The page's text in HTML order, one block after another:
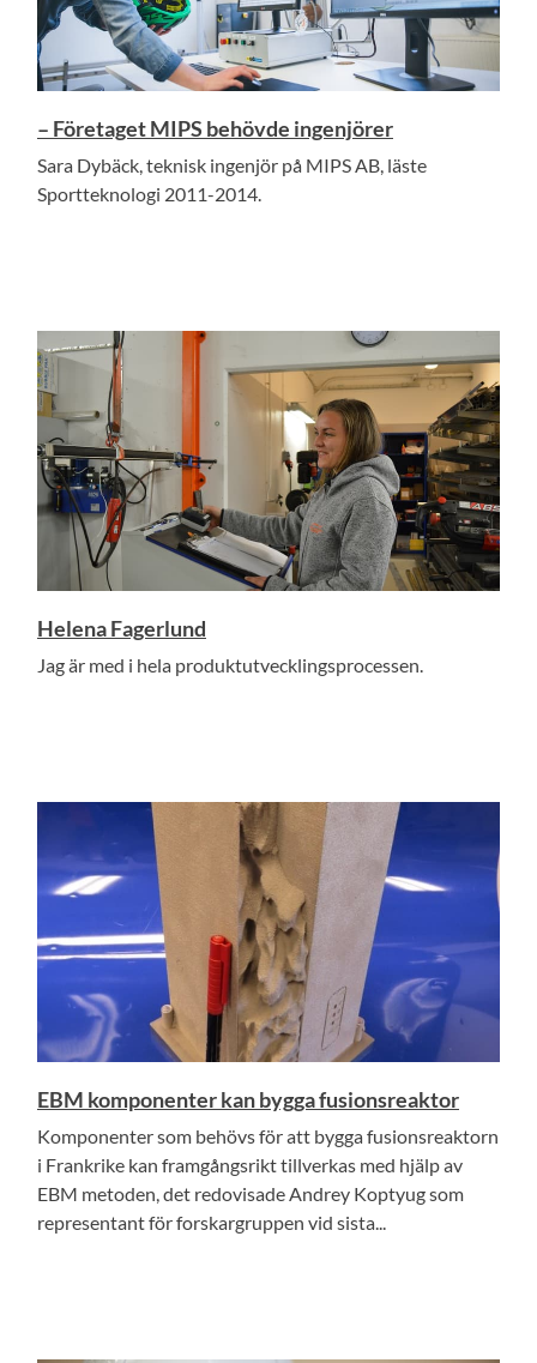
– Företaget MIPS behövde ingenjörer
Sara Dybäck, teknisk ingenjör på MIPS AB, läste
Sportteknologi 2011-2014.
Helena Fagerlund
Jag är med i hela produktutvecklingsprocessen.
EBM komponenter kan bygga fusionsreaktor
Komponenter som behövs för att bygga fusionsreaktorn
i Frankrike kan framgångsrikt tillverkas med hjälp av
EBM metoden, det redovisade Andrey Koptyug som
representant för forskargruppen vid sista...